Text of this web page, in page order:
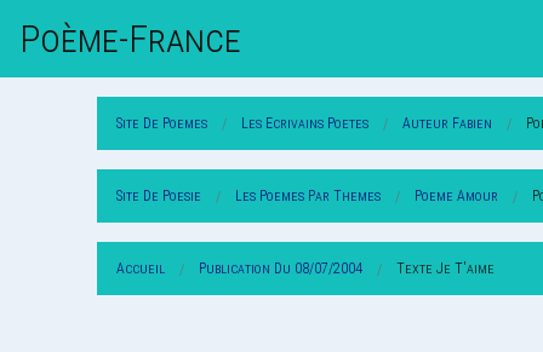
Poème-FrAnce
Site De Poemes Les Ecrivains Poetes Auteur Fabien
Site De Poesie Les Poemes Par Themes Poeme Amour
Accueil Publication Du 08/07/2004 Texte Je T'aime